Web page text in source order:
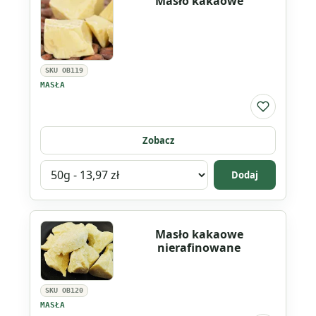
awokado
SKU OB119
MASŁA
Do listy
Zobacz
Wybierz
wariant
produktu
Masło
kakaowe
Dodaj
SKU OB120
MASŁA
Masło kakaowe
nierafinowane